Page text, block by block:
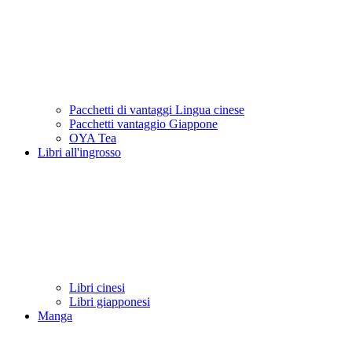
Pacchetti di vantaggi Lingua cinese
Pacchetti vantaggio Giappone
OYA Tea
Libri all'ingrosso
Libri cinesi
Libri giapponesi
Manga